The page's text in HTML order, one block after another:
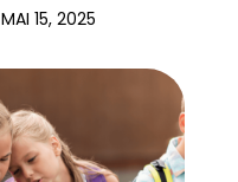
MAI 15, 2025